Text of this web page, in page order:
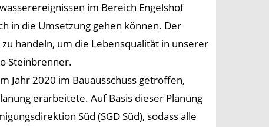
im Bereich Engelshof
in die Umsetzung gehen können. Der
handeln, um die Lebensqualität in unserer
Steinbrenner.
Jahr 2020 im Bauausschuss getroffen,
erarbeitete. Auf Basis dieser Planung
Süd (SGD Süd), sodass alle